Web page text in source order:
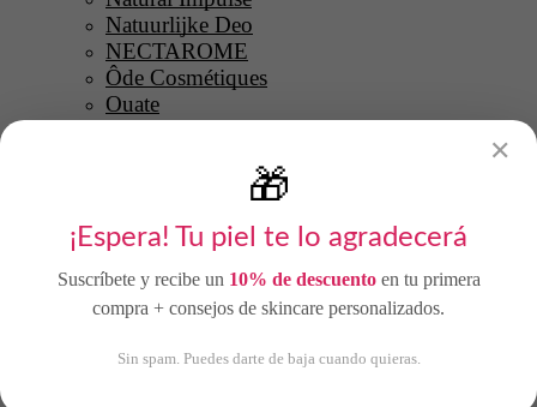
Natuurlijke Deo
NECTAROME
Ôde Cosmétiques
Ouate
Princesse Lia
Quickepil
Quiskin
RASSA
✕
🎁
¡Espera! Tu piel te lo agradecerá
Suscríbete y recibe un 10% de descuentoen tu primera
compra + consejos de skincare personalizados.
Sin spam. Puedes darte de baja cuando quieras.